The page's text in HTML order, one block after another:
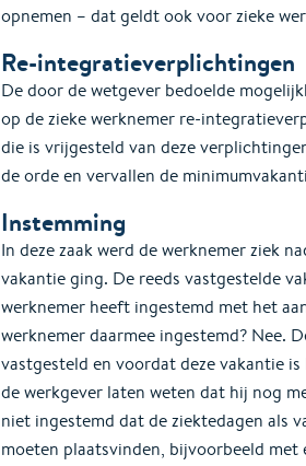
opnemen – dat geldt ook voor zieke
Re-integratieverplichtingen
De door de wetgever bedoelde
op de zieke werknemer re-
die is vrijgesteld van deze
de orde en vervallen de
Instemming
In deze zaak werd de werknemer ziek
vakantie ging. De reeds vastgestelde
werknemer heeft ingestemd met het
werknemer daarmee ingestemd? Nee.
vastgesteld en voordat deze vakantie
de werkgever laten weten dat hij nog
niet ingestemd dat de ziektedagen als
moeten plaatsvinden, bijvoorbeeld